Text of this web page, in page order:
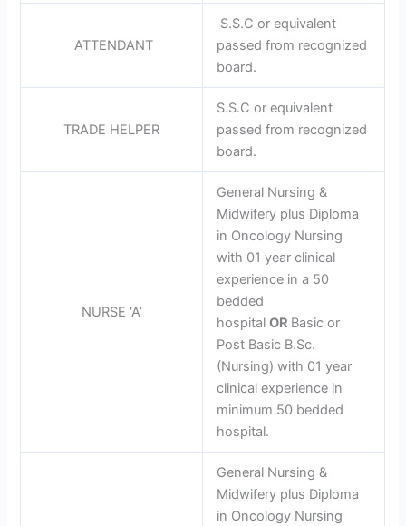
ATTENDANT
S.S.C or equivalent
passed from recognized
board.
TRADE HELPER
S.S.C or equivalent
passed from recognized
board.
NURSE ‘A’
General Nursing &
Midwifery plus Diploma
in Oncology Nursing
with 01 year clinical
experience in a 50
bedded
hospitalOR Basic or
Post Basic B.Sc.
(Nursing) with 01 year
clinical experience in
minimum 50 bedded
hospital.
General Nursing &
Midwifery plus Diploma
in Oncology Nursing